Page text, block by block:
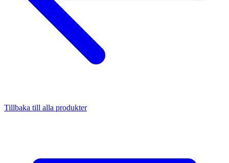
Tillbaka till alla produkter